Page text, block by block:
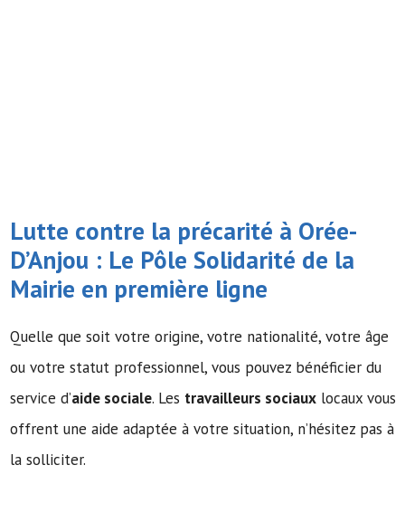
Lutte contre la précarité à Orée-
D’Anjou : Le Pôle Solidarité de la
Mairie en première ligne
Quelle que soit votre origine, votre nationalité, votre âge
ou votre statut professionnel, vous pouvez bénéficier du
service d’aide sociale. Les travailleurs sociaux locaux vous
offrent une aide adaptée à votre situation, n’hésitez pas à
la solliciter.